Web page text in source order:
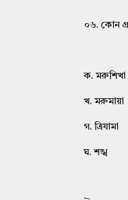
০৬. কোন
ক. মরুশিখা
খ. মরুমায়া
গ. ত্রিযামা
ঘ. শঙ্খ